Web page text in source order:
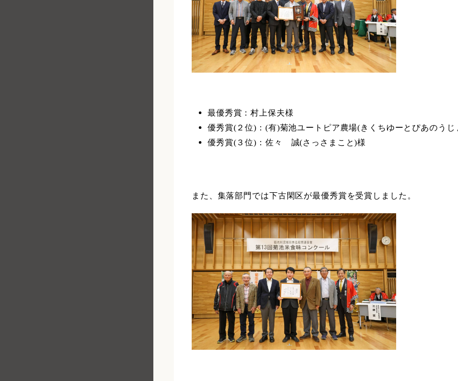
最優秀賞：村上保夫様
優秀賞(２位)：(有)菊池ユートピア農場(きくちゆーとぴあのうじ
優秀賞(３位)：佐々 誠(さっさまこと)様
また、集落部門では下古閑区が最優秀賞を受賞しました。